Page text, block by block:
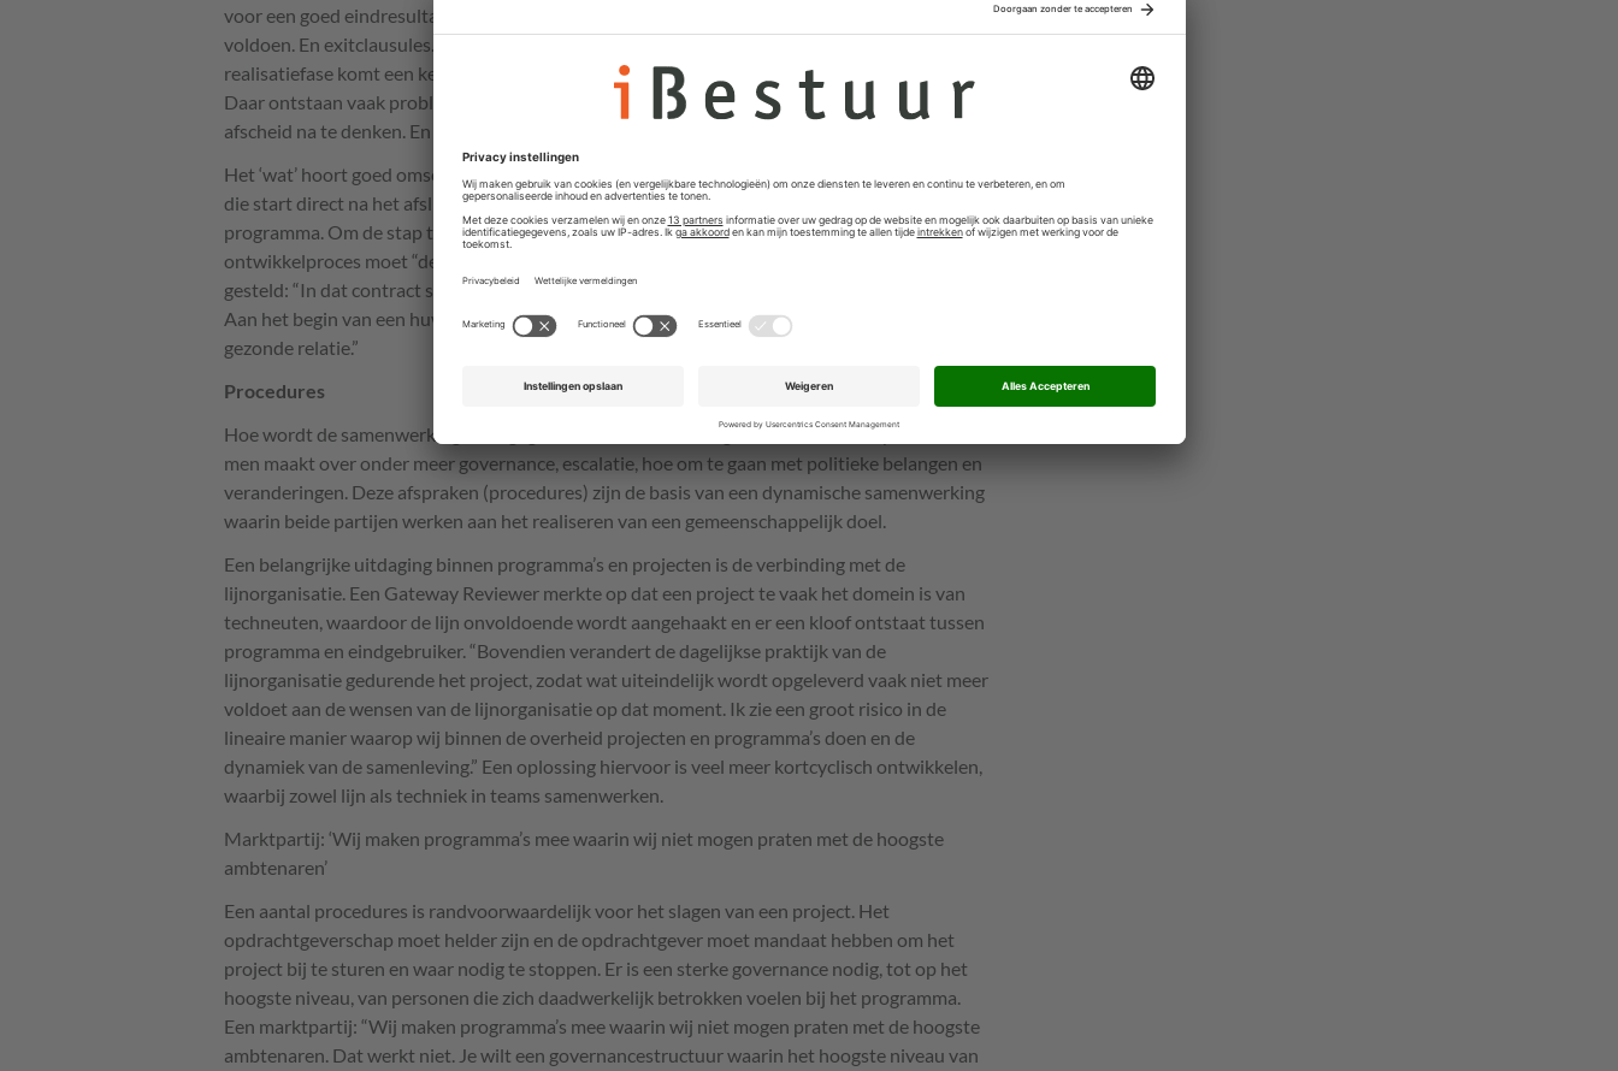
voor een goed eindresultaat. Zoals standaarden waar de opgeleverde software aan moet
voldoen. En exitclausules. “In feite zijn er drie fases: aanbesteding, realisatie en beheer. De
realisatiefase komt een keer ten einde en dan moet je de relatie met de leverancier afronden.
Daar ontstaan vaak problemen en die kun je voorkomen door aan de voorkant al over dat
afscheid na te denken. En daarover in het contract afspraken vast te leggen.”
Het ‘wat’ hoort goed omschreven te zijn in het contract. Het ‘hoe’ wordt ingevuld bij de fase
die start direct na het afsluiten van het contract: de samenwerking binnen een project of
programma. Om de stap te maken van een dichtgetimmerde aanbesteding naar een flexibel
ontwikkelproces moet “de knop heel erg om”. Het lijkt een beetje op een huwelijk, zo wordt
gesteld: “In dat contract staan veel bepalingen voor wat er moet gebeuren als je gaat scheiden.
Aan het begin van een huwelijk leg je dat contract op de plank en begin je met bouwen aan een
gezonde relatie.”
Procedures
Hoe wordt de samenwerking vormgegeven? In dit onderdeel gaat het over de afspraken die
men maakt over onder meer governance, escalatie, hoe om te gaan met politieke belangen en
veranderingen. Deze afspraken (procedures) zijn de basis van een dynamische samenwerking
waarin beide partijen werken aan het realiseren van een gemeenschappelijk doel.
Een belangrijke uitdaging binnen programma’s en projecten is de verbinding met de
lijnorganisatie. Een Gateway Reviewer merkte op dat een project te vaak het domein is van
techneuten, waardoor de lijn onvoldoende wordt aangehaakt en er een kloof ontstaat tussen
programma en eindgebruiker. “Bovendien verandert de dagelijkse praktijk van de
lijnorganisatie gedurende het project, zodat wat uiteindelijk wordt opgeleverd vaak niet meer
voldoet aan de wensen van de lijnorganisatie op dat moment. Ik zie een groot risico in de
lineaire manier waarop wij binnen de overheid projecten en programma’s doen en de
dynamiek van de samenleving.” Een oplossing hiervoor is veel meer kortcyclisch ontwikkelen,
waarbij zowel lijn als techniek in teams samenwerken.
Marktpartij: ‘Wij maken programma’s mee waarin wij niet mogen praten met de hoogste
ambtenaren’
Een aantal procedures is randvoorwaardelijk voor het slagen van een project. Het
opdrachtgeverschap moet helder zijn en de opdrachtgever moet mandaat hebben om het
project bij te sturen en waar nodig te stoppen. Er is een sterke governance nodig, tot op het
hoogste niveau, van personen die zich daadwerkelijk betrokken voelen bij het programma.
Een marktpartij: “Wij maken programma’s mee waarin wij niet mogen praten met de hoogste
ambtenaren. Dat werkt niet. Je wilt een governancestructuur waarin het hoogste niveau van